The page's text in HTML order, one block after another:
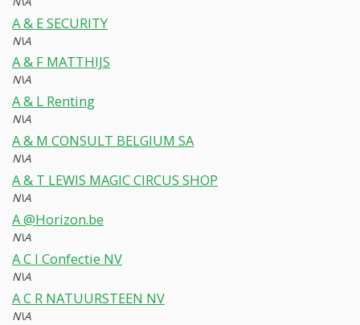
A & E SECURITY
N\A
A & F MATTHIJS
N\A
A & L Renting
N\A
A & M CONSULT BELGIUM SA
N\A
A & T LEWIS MAGIC CIRCUS SHOP
N\A
A @Horizon.be
N\A
A C I Confectie NV
N\A
A C R NATUURSTEEN NV
N\A